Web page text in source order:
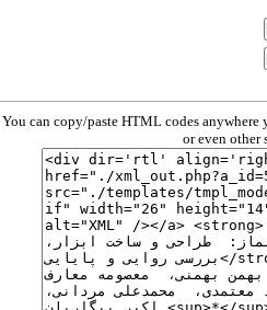
You can copy/paste HTML codes
or even